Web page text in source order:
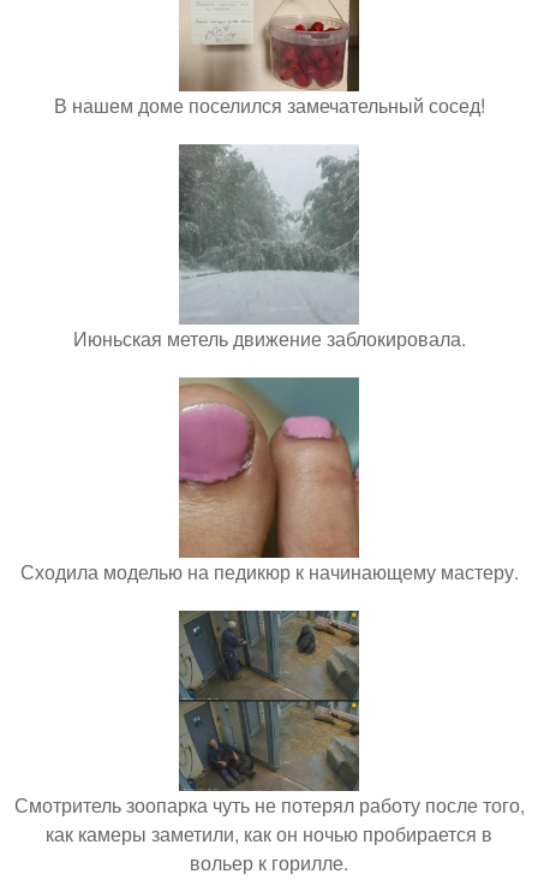
В нашем доме поселился замечательный сосед!
Июньская метель движение заблокировала.
Сходила моделью на педикюр к начинающему мастеру.
Смотритель зоопарка чуть не потерял работу после того,
как камеры заметили, как он ночью пробирается в
вольер к горилле.